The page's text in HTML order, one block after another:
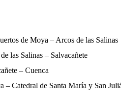
de Moya – Arcos de las Salinas
las Salinas – Salvacañete
– Cuenca
– Catedral de Santa María y San